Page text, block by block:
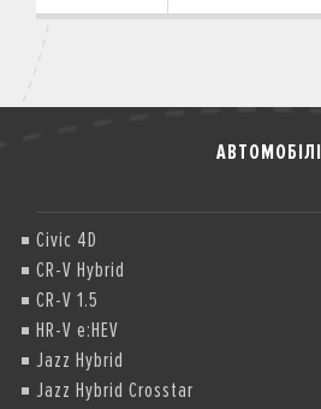
АВТОМОБІЛІ
Civic 4D
CR-V Hybrid
CR-V 1.5
HR-V e:HEV
Jazz Hybrid
Jazz Hybrid Crosstar